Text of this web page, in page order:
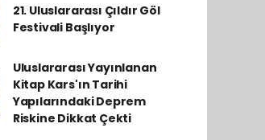
21. Uluslararası Çıldır Göl
Festivali Başlıyor
Uluslararası Yayınlanan
Kitap Kars'ın Tarihi
Yapılarındaki Deprem
Riskine Dikkat Çekti